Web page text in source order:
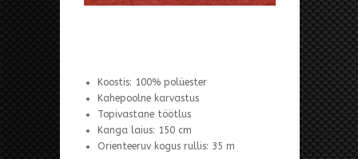
Koostis: 100% polüester
Kahepoolne karvastus
Topivastane töötlus
Kanga laius: 150 cm
Orienteeruv kogus rullis: 35 m